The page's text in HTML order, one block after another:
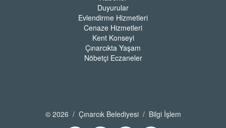
Duyurular
Evlendirme Hizmetleri
Cenaze Hizmetleri
Kent Konseyi
Çınarcıkta Yaşam
Nöbetçi Eczaneler
© 2026 / Çınarcık Belediyesi / Bilgi İşlem